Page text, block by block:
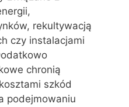
rekultywacją
czy instalacjami
chronią
szkód
podejmowaniu